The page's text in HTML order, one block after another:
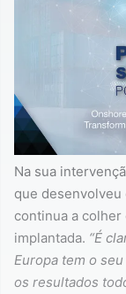
Na sua
que desenvolveu
continua a
implantada. “É
Europa tem o
os resultados